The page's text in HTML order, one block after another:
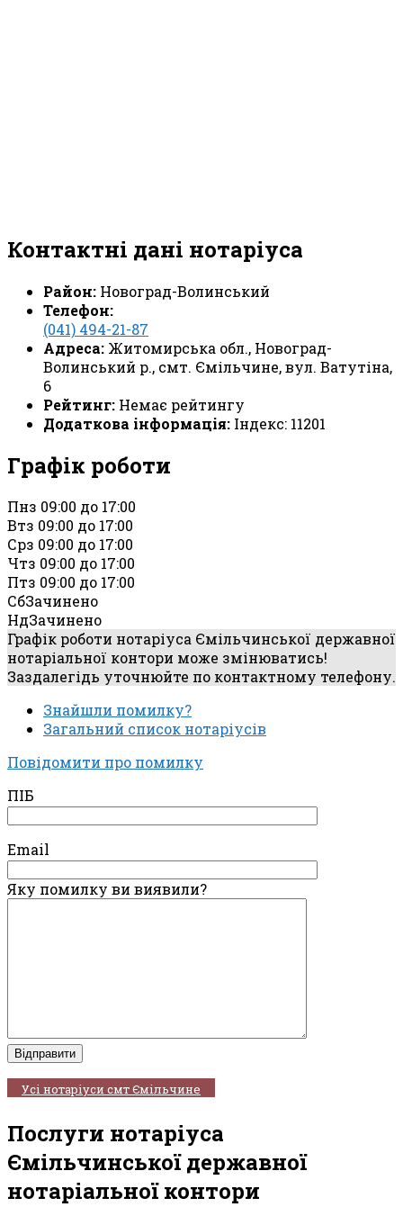
Контактні дані нотаріуса
Район: Новоград-Волинський
Телефон:
(041) 494-21-87
Адреса: Житомирська обл., Новоград-
Волинський р., смт. Ємільчине, вул. Ватутіна,
6
Рейтинг: Немає рейтингу
Додаткова інформація: Індекс: 11201
Графік роботи
Пнз 09:00 до 17:00
Втз 09:00 до 17:00
Срз 09:00 до 17:00
Чтз 09:00 до 17:00
Птз 09:00 до 17:00
СбЗачинено
НдЗачинено
Графік роботи нотаріуса Ємільчинської державної
нотаріальної контори може змінюватись!
Заздалегідь уточнюйте по контактному телефону.
Знайшли помилку?
Загальний список нотаріусів
Повідомити про помилку
ПІБ
Email
Яку помилку ви виявили?
Усі нотаріуси смт Ємільчине
Послуги нотаріуса
Ємільчинської державної
нотаріальної контори